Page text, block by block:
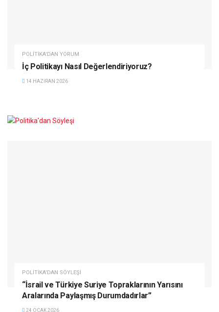
POLITIKA'DAN YORUM
İç Politikayı Nasıl Değerlendiriyoruz?
14 HAZIRAN 2026
POLITIKA'DAN SÖYLEŞI
“İsrail ve Türkiye Suriye Topraklarının Yarısını
Aralarında Paylaşmış Durumdadırlar”
24 OCAK 2026